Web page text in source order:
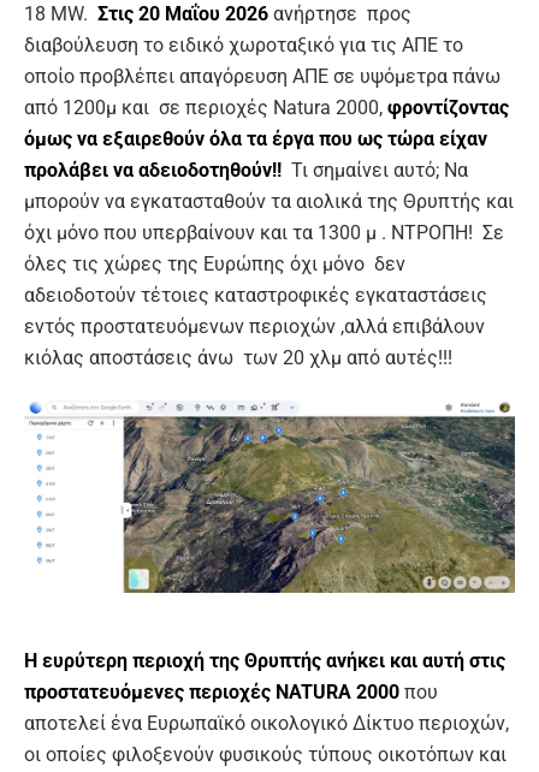
18 MW. Στις 20 Μαΐου 2026 ανήρτησε προς
διαβούλευση το ειδικό χωροταξικό για τις ΑΠΕ το
οποίο προβλέπει απαγόρευση ΑΠΕ σε υψόμετρα πάνω
από 1200μ και σε περιοχές Νatura 2000, φροντίζοντας
όμως να εξαιρεθούν όλα τα έργα που ως τώρα είχαν
προλάβει να αδειοδοτηθούν!! Τι σημαίνει αυτό; Να
μπορούν να εγκατασταθούν τα αιολικά της Θρυπτής και
όχι μόνο που υπερβαίνουν και τα 1300 μ . ΝΤΡΟΠΗ! Σε
όλες τις χώρες της Ευρώπης όχι μόνο δεν
αδειοδοτούν τέτοιες καταστροφικές εγκαταστάσεις
εντός προστατευόμενων περιοχών ,αλλά επιβάλουν
κιόλας αποστάσεις άνω των 20 χλμ από αυτές!!!
Η ευρύτερη περιοχή της Θρυπτής ανήκει και αυτή στις
προστατευόμενες περιοχές NATURA 2000 που
αποτελεί ένα Ευρωπαϊκό οικολογικό Δίκτυο περιοχών,
οι οποίες φιλοξενούν φυσικούς τύπους οικοτόπων και